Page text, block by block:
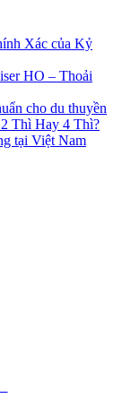
Xác của Kỷ
HO – Thoải
cho du thuyền
Thì Hay 4 Thì?
tại Việt Nam